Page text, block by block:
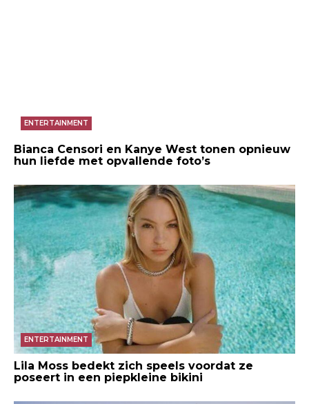
ENTERTAINMENT
Bianca Censori en Kanye West tonen opnieuw
hun liefde met opvallende foto’s
ENTERTAINMENT
Lila Moss bedekt zich speels voordat ze
poseert in een piepkleine bikini